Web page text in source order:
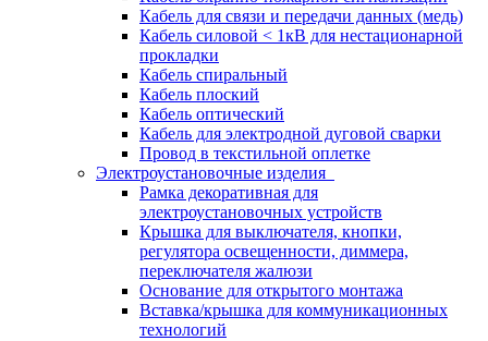
Кабель для связи и передачи данных (медь)
Кабель силовой < 1кВ для нестационарной
прокладки
Кабель спиральный
Кабель плоский
Кабель оптический
Кабель для электродной дуговой сварки
Провод в текстильной оплетке
Электроустановочные изделия
Рамка декоративная для
электроустановочных устройств
Крышка для выключателя, кнопки,
регулятора освещенности, диммера,
переключателя жалюзи
Основание для открытого монтажа
Вставка/крышка для коммуникационных
технологий